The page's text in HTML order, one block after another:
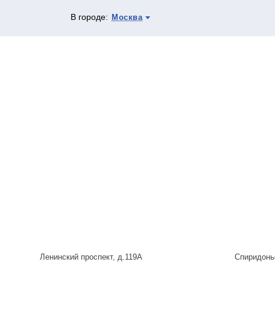
В городе: Москва
Ленинский проспект, д.119А